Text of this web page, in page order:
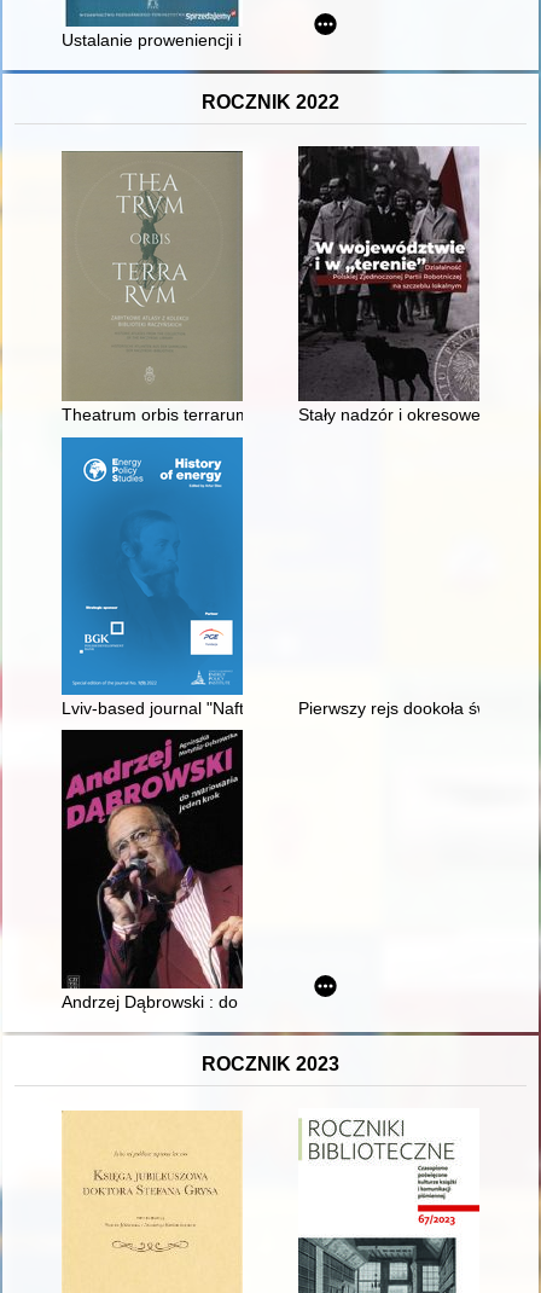
Ustalanie proweniencji i podstawy prawne restytucji zasobów
ROCZNIK 2022
Theatrum orbis terrarum : zabytkowe atlasy z kolekcji
Stały nadzór i okresowe
Lviv-based journal "Nafta" in 1893-1914Pierwszy rejs dookoła świata
Andrzej Dąbrowski : do zwariowania jeden krok
ROCZNIK 2023